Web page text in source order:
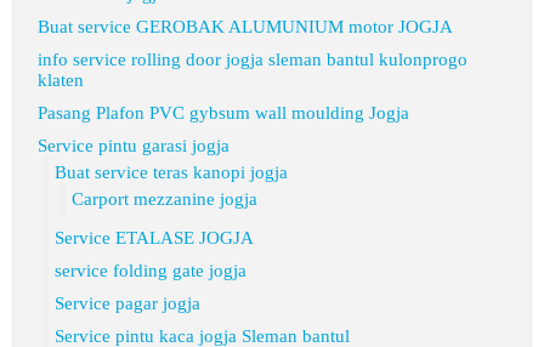
Buat service GEROBAK ALUMUNIUM motor JOGJA
info service rolling door jogja sleman bantul kulonprogo
klaten
Pasang Plafon PVC gybsum wall moulding Jogja
Service pintu garasi jogja
Buat service teras kanopi jogja
Carport mezzanine jogja
Service ETALASE JOGJA
service folding gate jogja
Service pagar jogja
Service pintu kaca jogja Sleman bantul